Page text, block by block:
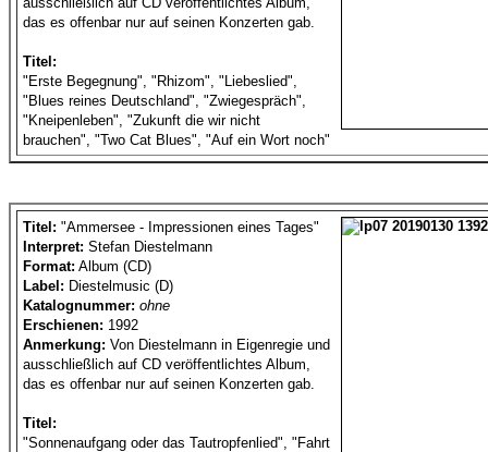
das es offenbar nur auf seinen Konzerten gab.
Titel:
"Erste Begegnung", "Rhizom", "Liebeslied",
"Blues reines Deutschland", "Zwiegespräch",
"Kneipenleben", "Zukunft die wir nicht
brauchen", "Two Cat Blues", "Auf ein Wort noch"
Titel: "Ammersee - Impressionen eines Tages"
Interpret: Stefan Diestelmann
Format: Album (CD)
Label: Diestelmusic (D)
Katalognummer: ohne
Erschienen: 1992
Anmerkung: Von Diestelmann in Eigenregie und
ausschließlich auf CD veröffentlichtes Album,
das es offenbar nur auf seinen Konzerten gab.
Titel:
"Sonnenaufgang oder das Tautropfenlied", "Fahrt